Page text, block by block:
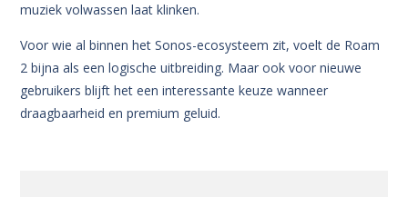
muziek volwassen laat klinken.
Voor wie al binnen het Sonos-ecosysteem zit, voelt de Roam
2 bijna als een logische uitbreiding. Maar ook voor nieuwe
gebruikers blijft het een interessante keuze wanneer
draagbaarheid en premium geluid.